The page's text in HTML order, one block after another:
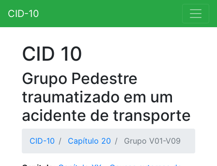
CID-10
CID 10
Grupo Pedestre
traumatizado em um
acidente de transporte
CID-10 Capítulo 20 Grupo V01-V09